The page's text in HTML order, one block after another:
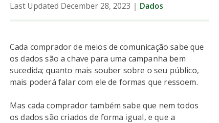
Last Updated December 28, 2023 | Dados
Cada comprador de meios de comunicação sabe que
os dados são a chave para uma campanha bem
sucedida; quanto mais souber sobre o seu público,
mais poderá falar com ele de formas que ressoem.
Mas cada comprador também sabe que nem todos
os dados são criados de forma igual, e que a